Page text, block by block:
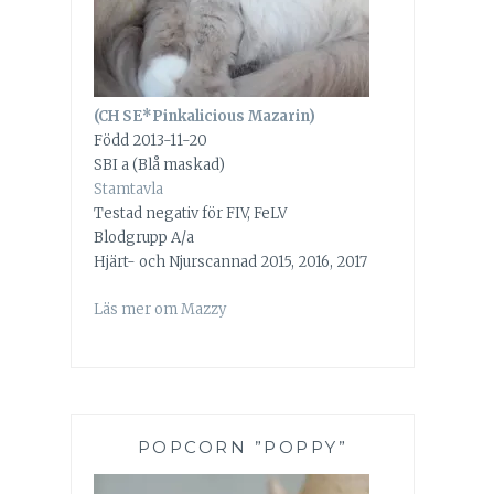
(CH SE*Pinkalicious Mazarin)
Född 2013-11-20
SBI a (Blå maskad)
Stamtavla
Testad negativ för FIV, FeLV
Blodgrupp A/a
Hjärt- och Njurscannad 2015, 2016, 2017
Läs mer om Mazzy
POPCORN ”POPPY”